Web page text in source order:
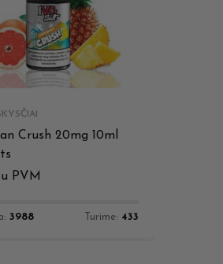
Crush 20mg 10ml
PVM
3988 Turime: 433